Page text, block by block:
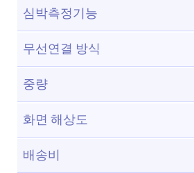
심박측정기능
무선연결 방식
중량
화면 해상도
배송비